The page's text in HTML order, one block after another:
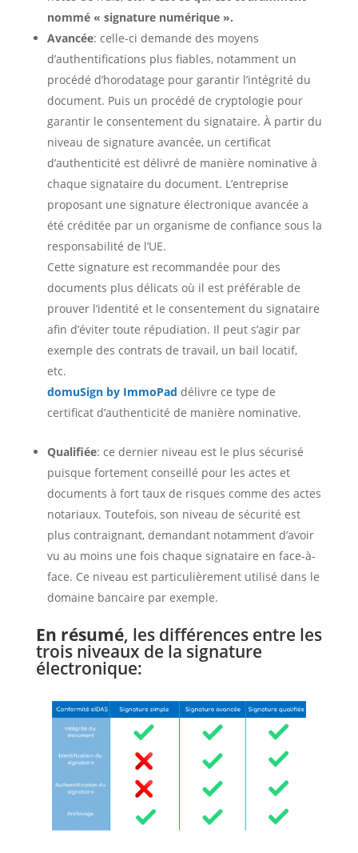
nommé « signature numérique ».
Avancée: celle-ci demande des moyens
d’authentifications plus fiables, notamment un
procédé d’horodatage pour garantir l’intégrité du
document. Puis un procédé de cryptologie pour
garantir le consentement du signataire. À partir du
niveau de signature avancée, un certificat
d’authenticité est délivré de manière nominative à
chaque signataire du document. L’entreprise
proposant une signature électronique avancée a
été créditée par un organisme de confiance sous la
responsabilité de l’UE.
Cette signature est recommandée pour des
documents plus délicats où il est préférable de
prouver l’identité et le consentement du signataire
afin d’éviter toute répudiation. Il peut s’agir par
exemple des contrats de travail, un bail locatif,
etc.
domuSign by ImmoPad délivre ce type de
certificat d’authenticité de manière nominative.
Qualifiée: ce dernier niveau est le plus sécurisé
puisque fortement conseillé pour les actes et
documents à fort taux de risques comme des actes
notariaux. Toutefois, son niveau de sécurité est
plus contraignant, demandant notamment d’avoir
vu au moins une fois chaque signataire en face-à-
face. Ce niveau est particulièrement utilisé dans le
domaine bancaire par exemple.
En résumé, les différences entre les
trois niveaux de la signature
électronique: